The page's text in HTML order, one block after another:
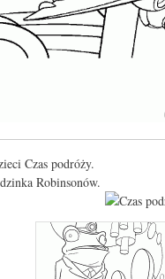
Czas podróży.
Robinsonów.